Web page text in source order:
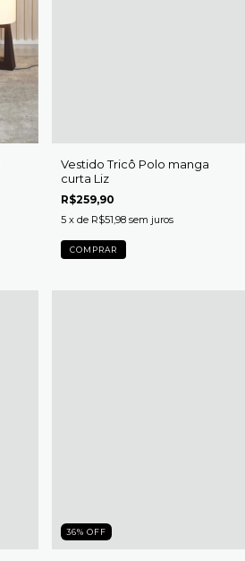
Vestido Tricô Polo manga
curta Liz
R$259,90
5 x de R$51,98 sem juros
COMPRAR
36% OFF